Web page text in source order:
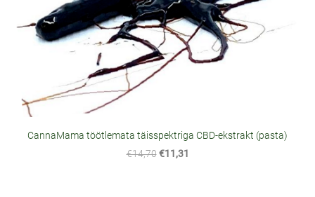
CannaMama töötlemata täisspektriga CBD-ekstrakt (pasta)
€14,70 €11,31